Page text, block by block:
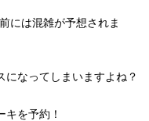
には混雑が予想されま
なってしまいますよね？
を予約！